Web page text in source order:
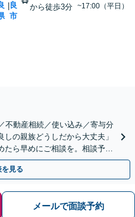
|良
市
から徒歩3分 ~17:00（平日）
不動産相続／使い込み／寄与分
の親族どうしだから大丈夫」
たら早めにご相談を。相談予約
曜・夜間対応可】
見る
メールで面談予約